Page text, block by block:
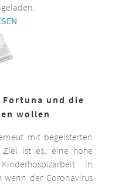
Fortuna und die
wollen
mit begeisterten
Ziel ist es, eine hohe
in
wenn der Coronavirus